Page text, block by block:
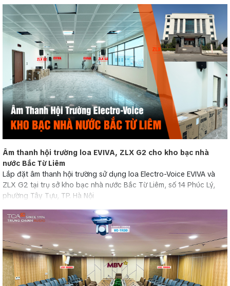
Âm thanh hội trường loa EVIVA, ZLX G2 cho kho bạc nhà
nước Bắc Từ Liêm
Lắp đặt âm thanh hội trường sử dụng loa Electro-Voice EVIVA và
ZLX G2 tại trụ sở kho bạc nhà nước Bắc Từ Liêm, số 14 Phúc Lý,
phường Tây Tựu, TP. Hà Nội